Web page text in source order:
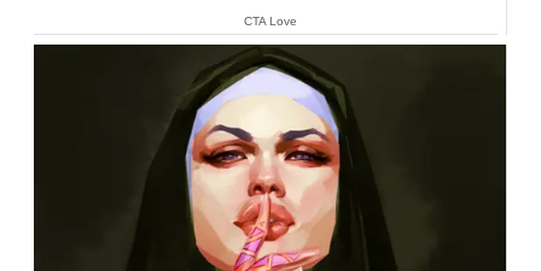
CTA Love